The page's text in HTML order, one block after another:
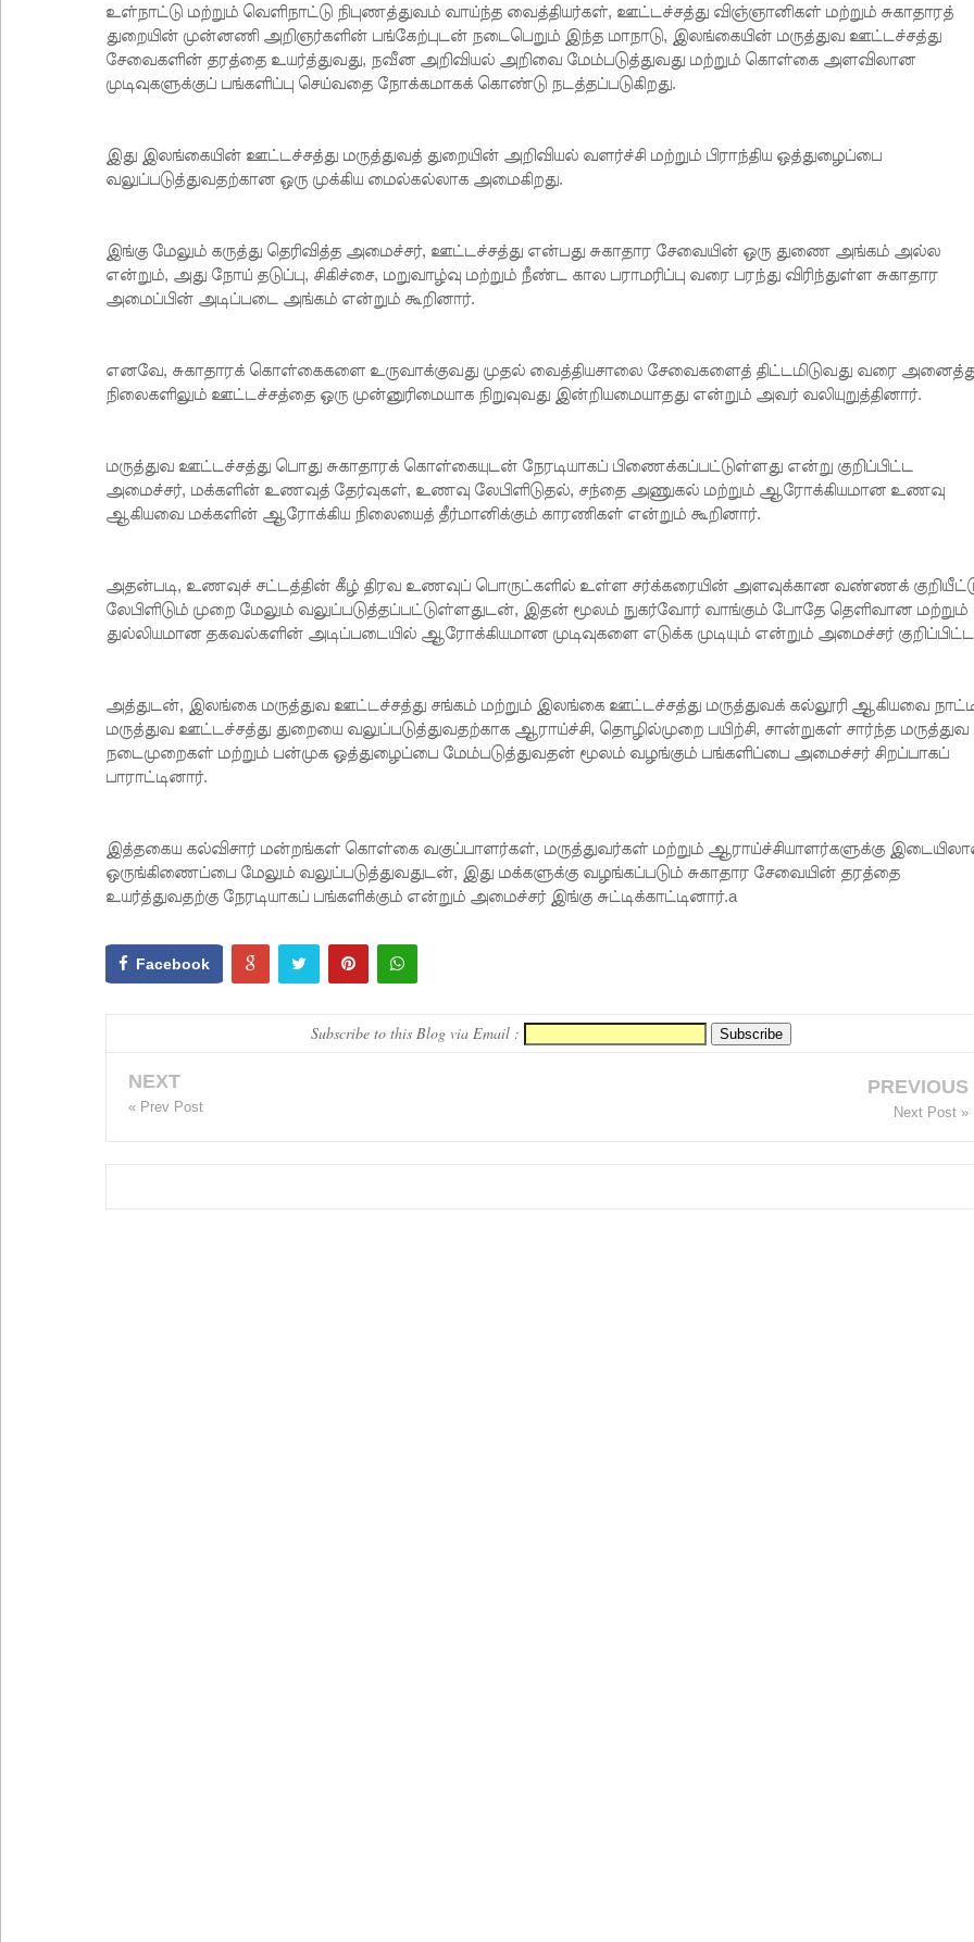
உள்நாட்டு மற்றும் வெளிநாட்டு நிபுணத்துவம் வாய்ந்த வைத்தியர்கள், ஊட்டச்சத்து விஞ்ஞானிகள் மற்றும் சுகாதாரத்
துறையின் முன்னணி அறிஞர்களின் பங்கேற்புடன் நடைபெறும் இந்த மாநாடு, இலங்கையின் மருத்துவ ஊட்டச்சத்து
சேவைகளின் தரத்தை உயர்த்துவது, நவீன அறிவியல் அறிவை மேம்படுத்துவது மற்றும் கொள்கை அளவிலான
முடிவுகளுக்குப் பங்களிப்பு செய்வதை நோக்கமாகக் கொண்டு நடத்தப்படுகிறது.
இது இலங்கையின் ஊட்டச்சத்து மருத்துவத் துறையின் அறிவியல் வளர்ச்சி மற்றும் பிராந்திய ஒத்துழைப்பை
வலுப்படுத்துவதற்கான ஒரு முக்கிய மைல்கல்லாக அமைகிறது.
இங்கு மேலும் கருத்து தெரிவித்த அமைச்சர், ஊட்டச்சத்து என்பது சுகாதார சேவையின் ஒரு துணை அங்கம் அல்ல
என்றும், அது நோய் தடுப்பு, சிகிச்சை, மறுவாழ்வு மற்றும் நீண்ட கால பராமரிப்பு வரை பரந்து விரிந்துள்ள சுகாதார
அமைப்பின் அடிப்படை அங்கம் என்றும் கூறினார்.
எனவே, சுகாதாரக் கொள்கைகளை உருவாக்குவது முதல் வைத்தியசாலை சேவைகளைத் திட்டமிடுவது வரை
நிலைகளிலும் ஊட்டச்சத்தை ஒரு முன்னுரிமையாக நிறுவுவது இன்றியமையாதது என்றும் அவர் வலியுறுத்தினார்.
மருத்துவ ஊட்டச்சத்து பொது சுகாதாரக் கொள்கையுடன் நேரடியாகப் பிணைக்கப்பட்டுள்ளது என்று குறிப்பிட்ட
அமைச்சர், மக்களின் உணவுத் தேர்வுகள், உணவு லேபிளிடுதல், சந்தை அணுகல் மற்றும் ஆரோக்கியமான உணவு
ஆகியவை மக்களின் ஆரோக்கிய நிலையைத் தீர்மானிக்கும் காரணிகள் என்றும் கூறினார்.
அதன்படி, உணவுச் சட்டத்தின் கீழ் திரவ உணவுப் பொருட்களில் உள்ள சர்க்கரையின் அளவுக்கான வண்ணக்
லேபிளிடும் முறை மேலும் வலுப்படுத்தப்பட்டுள்ளதுடன், இதன் மூலம் நுகர்வோர் வாங்கும் போதே தெளிவான மற்றும்
துல்லியமான தகவல்களின் அடிப்படையில் ஆரோக்கியமான முடிவுகளை எடுக்க முடியும் என்றும் அமைச்சர்
அத்துடன், இலங்கை மருத்துவ ஊட்டச்சத்து சங்கம் மற்றும் இலங்கை ஊட்டச்சத்து மருத்துவக் கல்லூரி ஆகியவை
மருத்துவ ஊட்டச்சத்து துறையை வலுப்படுத்துவதற்காக ஆராய்ச்சி, தொழில்முறை பயிற்சி, சான்றுகள் சார்ந்த மருத்துவ
நடைமுறைகள் மற்றும் பன்முக ஒத்துழைப்பை மேம்படுத்துவதன் மூலம் வழங்கும் பங்களிப்பை அமைச்சர் சிறப்பாகப்
பாராட்டினார்.
இத்தகைய கல்விசார் மன்றங்கள் கொள்கை வகுப்பாளர்கள், மருத்துவர்கள் மற்றும் ஆராய்ச்சியாளர்களுக்கு
ஒருங்கிணைப்பை மேலும் வலுப்படுத்துவதுடன், இது மக்களுக்கு வழங்கப்படும் சுகாதார சேவையின் தரத்தை
உயர்த்துவதற்கு நேரடியாகப் பங்களிக்கும் என்றும் அமைச்சர் இங்கு சுட்டிக்காட்டினார்.a
Facebook
Subscribe to this Blog via Email :
NEXT
« Prev Post
PREVIOUS
Next Post »